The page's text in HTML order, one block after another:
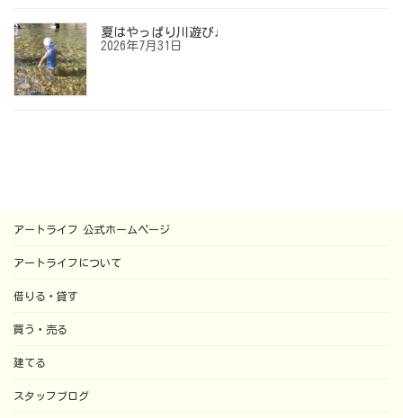
夏はやっぱり川遊び♩
2026年7月31日
アートライフ 公式ホームページ
アートライフについて
借りる・貸す
買う・売る
建てる
スタッフブログ